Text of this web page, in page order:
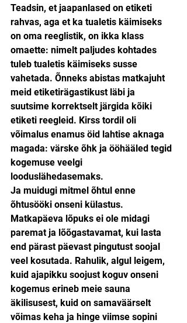
Teadsin, et jaapanlased on etiketi
rahvas, aga et ka tualetis käimiseks
on oma reeglistik, on ikka klass
omaette: nimelt paljudes kohtades
tuleb tualetis käimiseks susse
vahetada. Õnneks abistas matkajuht
meid etiketirägastikust läbi ja
suutsime korrektselt järgida kõiki
etiketi reegleid. Kirss tordil oli
võimalus enamus öid lahtise aknaga
magada: värske õhk ja ööhääled tegid
kogemuse veelgi
looduslähedasemaks.
Ja muidugi mitmel õhtul enne
õhtusööki onseni külastus.
Matkapäeva lõpuks ei ole midagi
paremat ja lõõgastavamat, kui lasta
end pärast päevast pingutust soojal
veel kosutada. Rahulik, algul leigem,
kuid ajapikku soojust koguv onseni
kogemus erineb meie sauna
äkilisusest, kuid on samaväärselt
võimas keha ja hinge viimse sopini